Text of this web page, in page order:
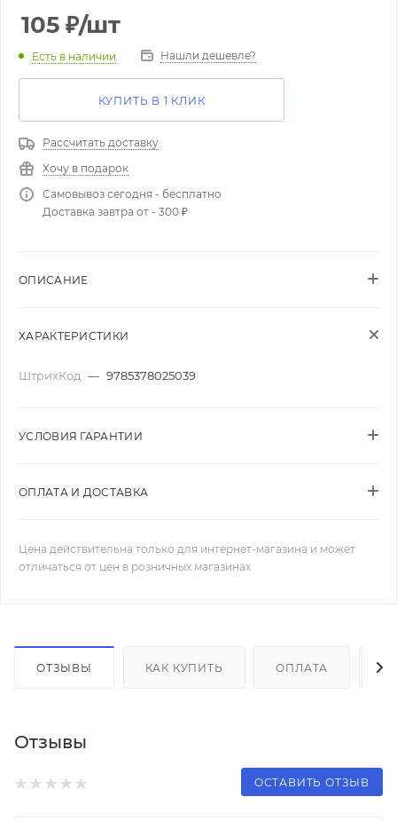
105 ₽/шт
Есть в наличии Нашли дешевле?
КУПИТЬ В 1 КЛИК
Рассчитать доставку
Хочу в подарок
Самовывоз сегодня - бесплатно
Доставка завтра от - 300 ₽
ОПИСАНИЕ
ХАРАКТЕРИСТИКИ
ШтрихКод — 9785378025039
УСЛОВИЯ ГАРАНТИИ
ОПЛАТА И ДОСТАВКА
Цена действительна только для интернет-магазина и может
отличаться от цен в розничных магазинах
ОТЗЫВЫ КАК КУПИТЬ ОПЛАТА
Отзывы
ОСТАВИТЬ ОТЗЫВ